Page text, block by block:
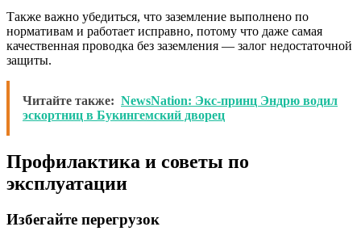
Также важно убедиться, что заземление выполнено по
нормативам и работает исправно, потому что даже самая
качественная проводка без заземления — залог недостаточной
защиты.
Читайте также: NewsNation: Экс-принц Эндрю водил
эскортниц в Букингемский дворец
Профилактика и советы по
эксплуатации
Избегайте перегрузок